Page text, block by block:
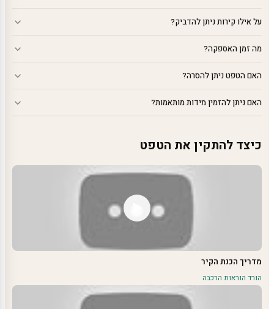
על אילו קירות ניתן להדביק?
מה זמן האספקה?
האם הטפט ניתן להסרה?
האם ניתן להזמין מידות מותאמות?
כיצד להתקין את הטפט
מדריך הכנת הקיר
הורד הוראות הרכבה